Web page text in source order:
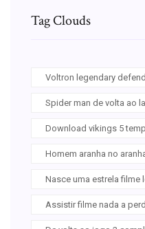
Tag Clouds
Voltron legendary
Spider man de volta ao
Download vikings 5
Homem aranha no
Nasce uma estrela filme
Assistir filme nada a